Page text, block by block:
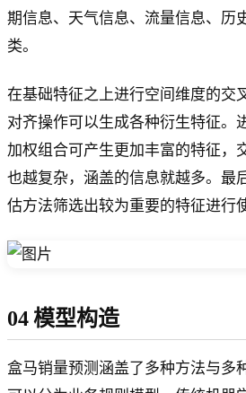
期信息、天气信息、流量信息、历
类。
在基础特征之上进行空间维度的交
对齐操作可以生成各种衍生特征。
加权组合可产生更加丰富的特征，
也越复杂，涵盖的信息就越多。最
估方法筛选出较为重要的特征进行
04 模型构造
盒马销量预测涵盖了多种方法与多